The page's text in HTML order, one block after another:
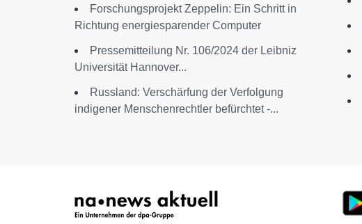
Forschungsprojekt Zeppelin: Ein Schritt in
Richtung energiesparender Computer
Pressemitteilung Nr. 106/2024 der Leibniz
Universität Hannover...
Russland: Verschärfung der Verfolgung
indigener Menschenrechtler befürchtet -...